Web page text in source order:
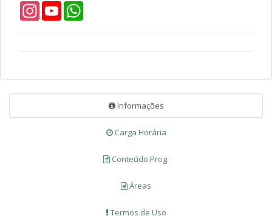
InstagramYouTube
Informações
Carga Horária
Conteúdo Prog.
Áreas
Termos de Uso